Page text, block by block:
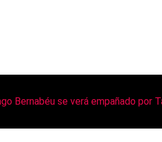
Bernabéu se verá empañado por